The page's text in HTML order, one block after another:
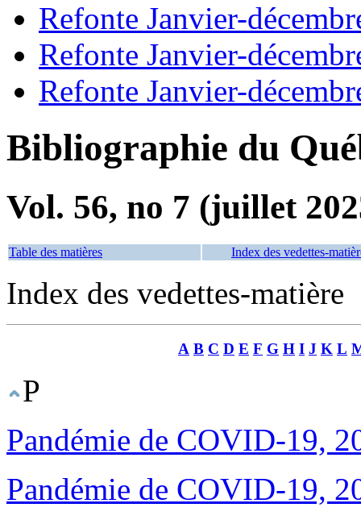
Refonte Janvier-
Refonte Janvier-
Refonte Janvier-
Bibliographie du
Vol. 56, no 7 (juillet
Table des matières Index des vedettes-
Index des vedettes-matière
A B C D E F G H I J K L
P
Pandémie de COVID-19,
Pandémie de COVID-19,